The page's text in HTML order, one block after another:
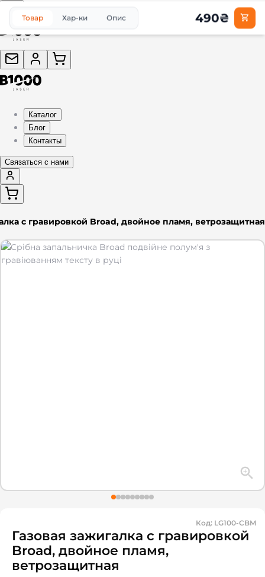
Каталог
Блог
Контакты
Связаться с нами
с гравировкой Broad, двойное пламя, ветрозащитная
Газовая зажигалка с гравировкой
Broad, двойное пламя,
ветрозащитная
Код: LG100-CBM
Товар Хар-ки Опис 490₴